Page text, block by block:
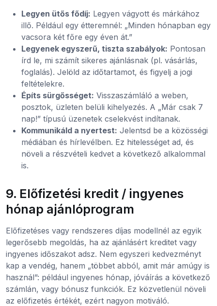
Legyen ütős fődíj: Legyen vágyott és márkához
illő. Például egy étteremnél: „Minden hónapban egy
vacsora két főre egy éven át.”
Legyenek egyszerű, tiszta szabályok: Pontosan
írd le, mi számít sikeres ajánlásnak (pl. vásárlás,
foglalás). Jelöld az időtartamot, és figyelj a jogi
feltételekre.
Építs sürgősséget: Visszaszámláló a weben,
posztok, üzleten belüli kihelyezés. A „Már csak 7
nap!” típusú üzenetek cselekvést indítanak.
Kommunikáld a nyertest: Jelentsd be a közösségi
médiában és hírlevélben. Ez hitelességet ad, és
növeli a részvételi kedvet a következő alkalommal
is.
9. Előfizetési kredit / ingyenes
hónap ajánlóprogram
Előfizetéses vagy rendszeres díjas modellnél az egyik
legerősebb megoldás, ha az ajánlásért kreditet vagy
ingyenes időszakot adsz. Nem egyszeri kedvezményt
kap a vendég, hanem „többet abból, amit már amúgy is
használ”: például ingyenes hónap, jóváírás a következő
számlán, vagy bónusz funkciók. Ez közvetlenül növeli
az előfizetés értékét, ezért nagyon motiváló.